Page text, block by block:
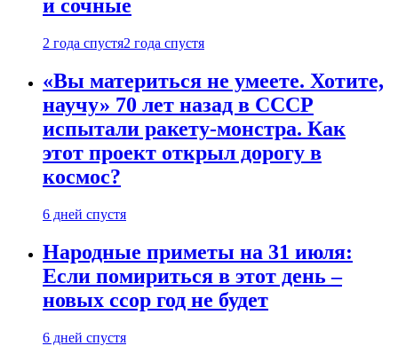
и сочные
2 года спустя2 года спустя
«Вы материться не умеете. Хотите,
научу» 70 лет назад в СССР
испытали ракету-монстра. Как
этот проект открыл дорогу в
космос?
6 дней спустя
Народные приметы на 31 июля:
Если помириться в этот день –
новых ссор год не будет
6 дней спустя